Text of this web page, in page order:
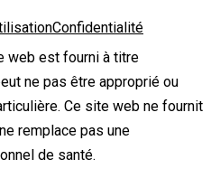
Confidentialité
web est fourni à titre
ne pas être approprié ou
Ce site web ne fournit
remplace pas une
de santé.